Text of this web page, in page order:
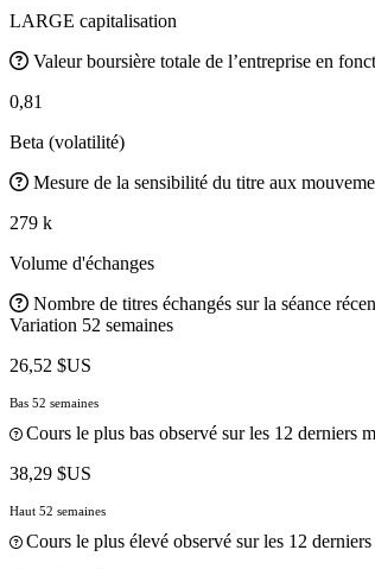
LARGE capitalisation
Valeur boursière totale de l’entreprise en
0,81
Beta (volatilité)
Mesure de la sensibilité du titre aux
279 k
Volume d'échanges
Nombre de titres échangés sur la séance
Variation 52 semaines
26,52 $US
Bas 52 semaines
Cours le plus bas observé sur les 12 derniers
38,29 $US
Haut 52 semaines
Cours le plus élevé observé sur les 12